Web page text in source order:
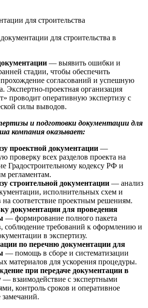
для строительства
для строительства в
— выявить ошибки и
стадии, чтобы обеспечить
прохождение согласований и успешную
Экспертно-проектная организация
проводит оперативную экспертизу с
силы выводов.
и подготовки документации для
компания оказывает:
проектной документации —
проверку всех разделов проекта на
Градостроительному кодексу РФ и
регламентам.
строительной документации — анализ
исполнительных схем и
на соответствие проектным решениям.
документации для проведения
— формирование полного пакета
соблюдение требований к оформлению и
в экспертизу.
по перечню документации для
— помощь в сборе и систематизации
материалов для ускорения процедуры.
при передаче документации в
— взаимодействие с экспертными
контроль сроков и оперативное
замечаний.